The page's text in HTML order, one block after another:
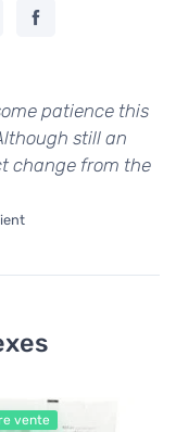
patience this
still an
change from the
vente